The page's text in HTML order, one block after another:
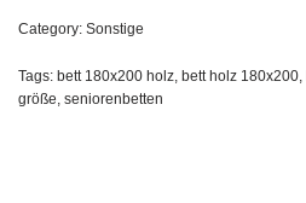
Category: Sonstige
Tags: bett 180x200 holz, bett holz 180x200,
größe, seniorenbetten